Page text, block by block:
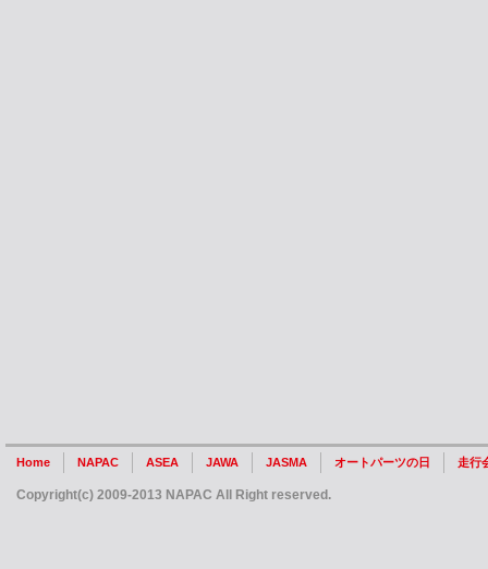
Home NAPAC ASEA JAWA JASMA オートパーツの日 走行
Copyright(c) 2009-2013 NAPAC All Right reserved.